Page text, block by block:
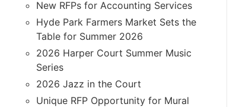
New RFPs for Accounting Services
Hyde Park Farmers Market Sets the
Table for Summer 2026
2026 Harper Court Summer Music
Series
2026 Jazz in the Court
Unique RFP Opportunity for Mural